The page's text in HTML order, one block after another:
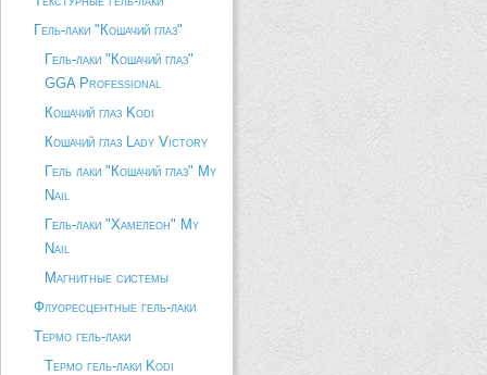
Гель-лаки "Кошачий глаз"
Гель-лаки "Кошачий глаз"
GGA Professional
Кошачий глаз Kodi
Кошачий глаз Lady Victory
Гель лаки "Кошачий глаз" My
Nail
Гель-лаки "Хамелеон" My
Nail
Магнитные системы
Флуоресцентные гель-лаки
Термо гель-лаки
Термо гель-лаки Kodi